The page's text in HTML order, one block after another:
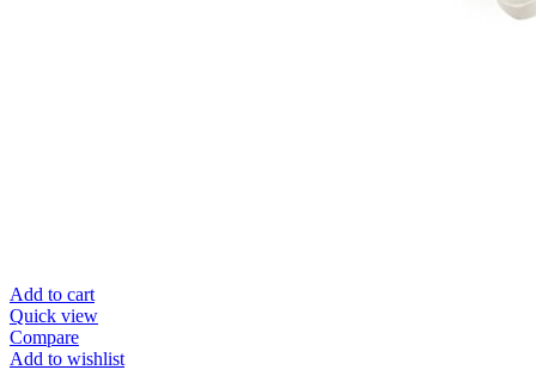
Add to cart
Quick view
Compare
Add to wishlist